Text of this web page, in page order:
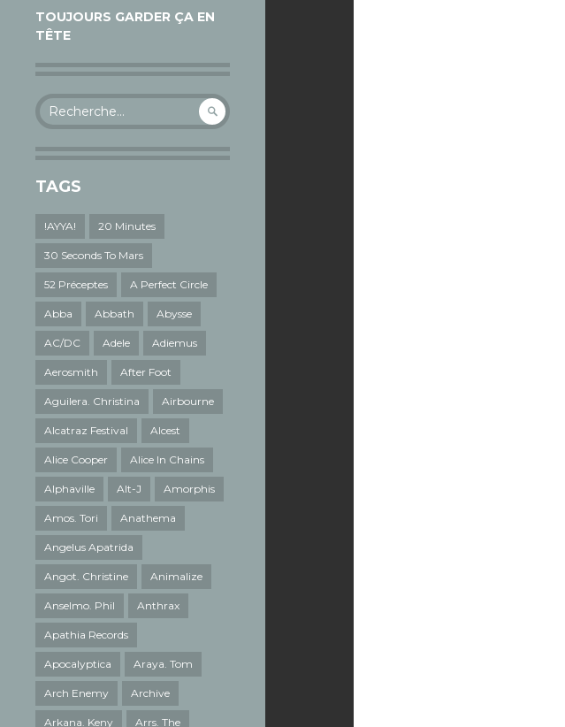
TOUJOURS GARDER ÇA EN
TÊTE
Rechercher :
TAGS
!AYYA! 20 Minutes
30 Seconds To Mars
52 Préceptes A Perfect Circle
Abba Abbath Abysse
AC/DC Adele Adiemus
Aerosmith After Foot
Aguilera. Christina Airbourne
Alcatraz Festival Alcest
Alice Cooper Alice In Chains
Alphaville Alt-J Amorphis
Amos. Tori Anathema
Angelus Apatrida
Angot. Christine Animalize
Anselmo. Phil Anthrax
Apathia Records
Apocalyptica Araya. Tom
Arch Enemy Archive
Arkana. Keny Arrs. The